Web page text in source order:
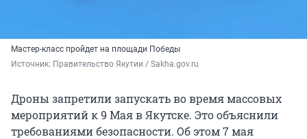
Мастер-класс пройдет на площади Победы
Источник: Правительство Якутии / Sakha.gov.ru
Дроны запретили запускать во время массовых
мероприятий к 9 Мая в Якутске. Это объяснили
требованиями безопасности. Об этом 7 мая